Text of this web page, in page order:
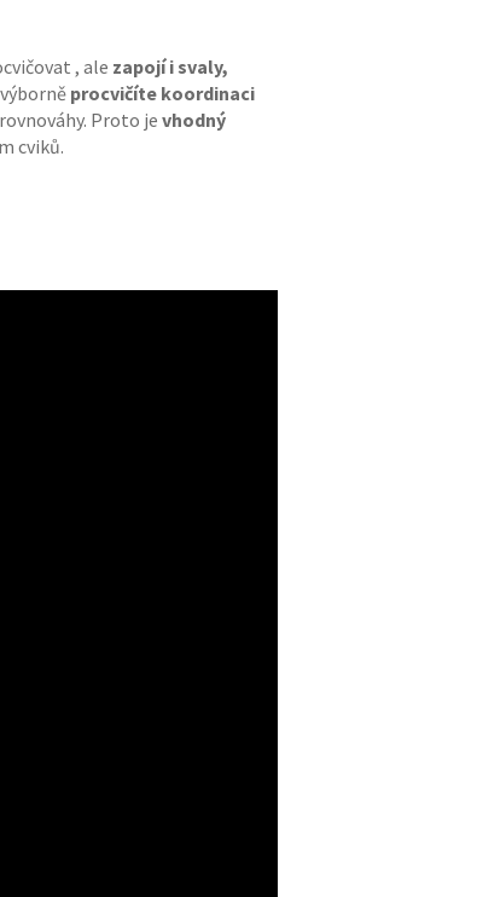
, ale zapojí i svaly,
procvičíte koordinaci
Proto jevhodný
cviků.